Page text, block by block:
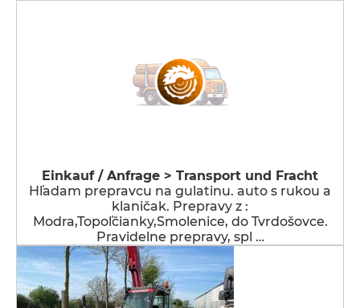
Einkauf / Anfrage > Transport und Fracht
Hľadam prepravcu na gulatinu. auto s rukou a
klaničak. Prepravy z :
Modra,Topoľčianky,Smolenice, do Tvrdošovce.
Pravidelne prepravy, spl …